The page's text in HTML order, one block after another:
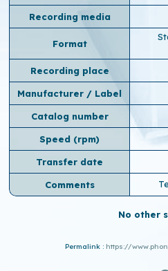
Recording media
Format
Recording place
Manufacturer / Label
Catalog number
Speed ​​(rpm)
Transfer date
Comments
No other
Permalink : https://